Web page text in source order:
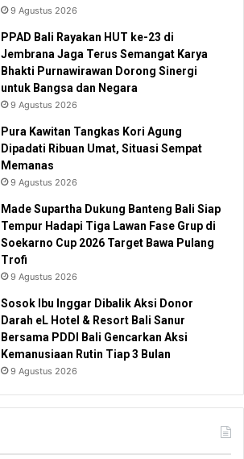
9 Agustus 2026
PPAD Bali Rayakan HUT ke-23 di
Jembrana Jaga Terus Semangat Karya
Bhakti Purnawirawan Dorong Sinergi
untuk Bangsa dan Negara
9 Agustus 2026
Pura Kawitan Tangkas Kori Agung
Dipadati Ribuan Umat, Situasi Sempat
Memanas
9 Agustus 2026
Made Supartha Dukung Banteng Bali Siap
Tempur Hadapi Tiga Lawan Fase Grup di
Soekarno Cup 2026 Target Bawa Pulang
Trofi
9 Agustus 2026
Sosok Ibu Inggar Dibalik Aksi Donor
Darah eL Hotel & Resort Bali Sanur
Bersama PDDI Bali Gencarkan Aksi
Kemanusiaan Rutin Tiap 3 Bulan
9 Agustus 2026